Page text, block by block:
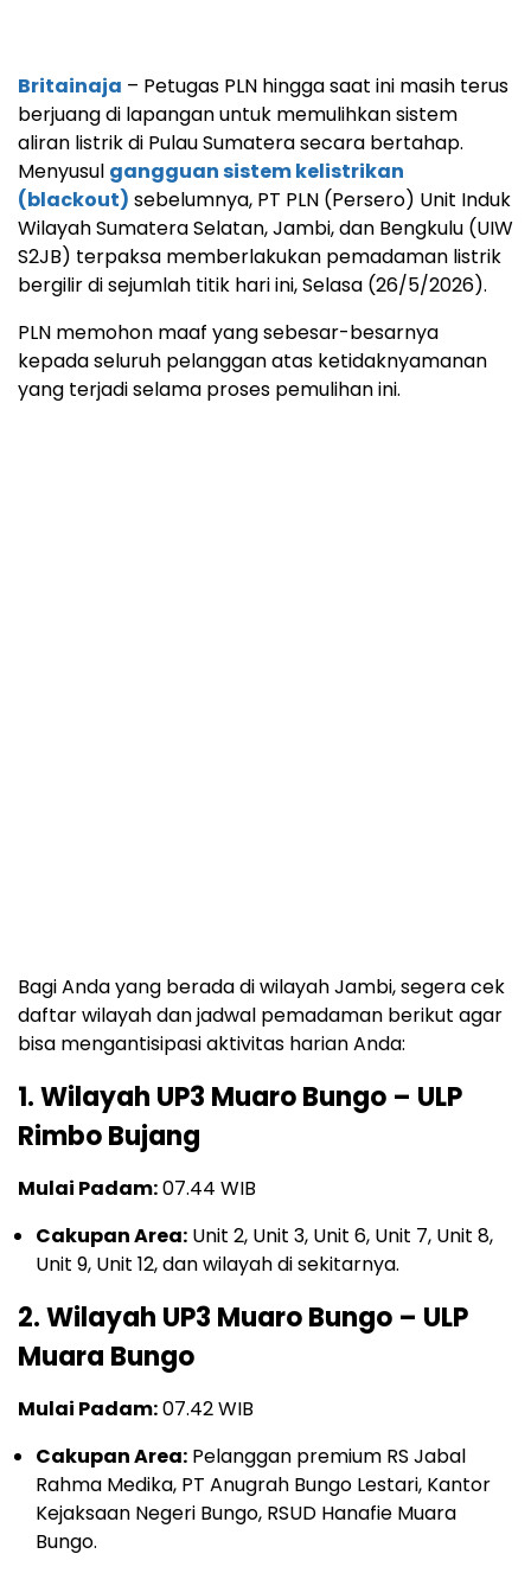
Britainaja – Petugas PLN hingga saat ini masih terus
berjuang di lapangan untuk memulihkan sistem
aliran listrik di Pulau Sumatera secara bertahap.
Menyusul gangguan sistem kelistrikan
(blackout) sebelumnya, PT PLN (Persero) Unit Induk
Wilayah Sumatera Selatan, Jambi, dan Bengkulu (UIW
S2JB) terpaksa memberlakukan pemadaman listrik
bergilir di sejumlah titik hari ini, Selasa (26/5/2026).
PLN memohon maaf yang sebesar-besarnya
kepada seluruh pelanggan atas ketidaknyamanan
yang terjadi selama proses pemulihan ini.
Bagi Anda yang berada di wilayah Jambi, segera cek
daftar wilayah dan jadwal pemadaman berikut agar
bisa mengantisipasi aktivitas harian Anda:
1. Wilayah UP3 Muaro Bungo – ULP
Rimbo Bujang
Mulai Padam:07.44 WIB
Cakupan Area: Unit 2, Unit 3, Unit 6, Unit 7, Unit 8,
Unit 9, Unit 12, dan wilayah di sekitarnya.
2. Wilayah UP3 Muaro Bungo – ULP
Muara Bungo
Mulai Padam:07.42 WIB
Cakupan Area: Pelanggan premium RS Jabal
Rahma Medika, PT Anugrah Bungo Lestari, Kantor
Kejaksaan Negeri Bungo, RSUD Hanafie Muara
Bungo.